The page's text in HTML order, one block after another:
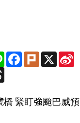
LineFacebook
PlurkX
Threads
緊盯強颱巴威預